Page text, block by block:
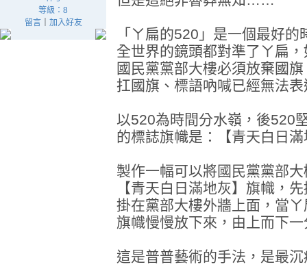
等級：8
留言｜ 加入好友
「ㄚ扁的520」是一個最好的
全世界的鏡頭都對準了ㄚ扁
國民黨黨部大樓必須放棄國
扛國旗、標語吶喊已經無法
以520為時間分水嶺，後520
的標誌旗幟是：【青天白日
製作一幅可以將國民黨黨部
【青天白日滿地灰】旗幟，
掛在黨部大樓外牆上面，當
旗幟慢慢放下來，由上而下
這是普普藝術的手法，是最